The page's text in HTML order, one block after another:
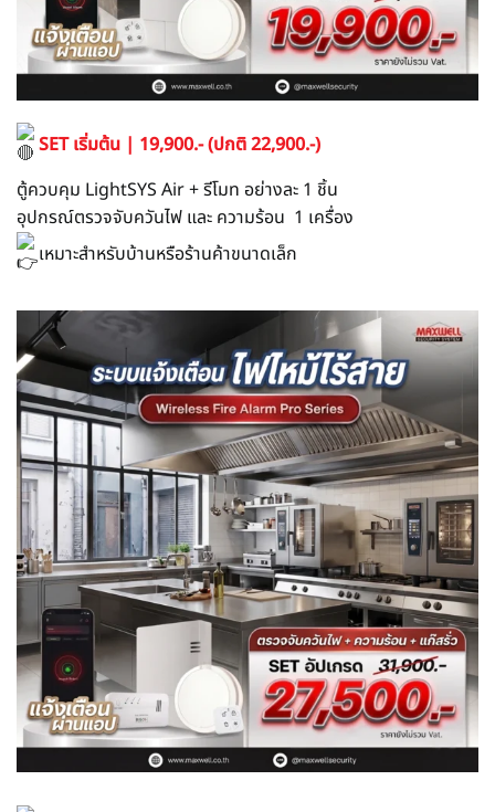
SET เริ่มต้น | 19,900.- (ปกติ 22,900.-)
ตู้ควบคุม LightSYS Air + รีโมท อย่างละ 1 ชิ้น
อุปกรณ์ตรวจจับควันไฟ และ ความร้อน 1 เครื่อง
เหมาะสำหรับบ้านหรือร้านค้าขนาดเล็ก